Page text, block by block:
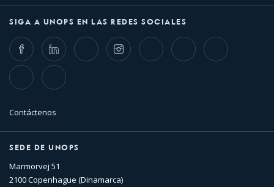
SIGA A UNOPS EN LAS REDES SOCIALES
FacebookLinkedIn Twitter InstagramWhatsappBluesky Threads
TikTok Flickr
Contáctenos
SEDE DE UNOPS
Marmorvej 51
2100 Copenhague (Dinamarca)